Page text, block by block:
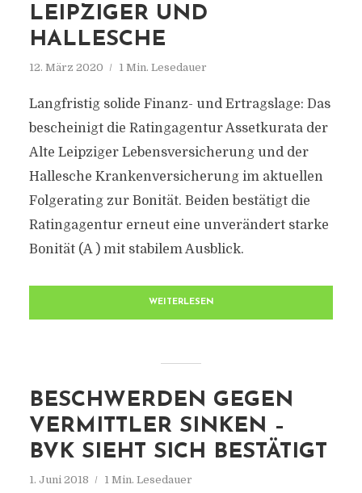
LEIPZIGER UND
HALLESCHE
12. März 2020 1 Min. Lesedauer
Langfristig solide Finanz- und Ertragslage: Das
bescheinigt die Ratingagentur Assetkurata der
Alte Leipziger Lebensversicherung und der
Hallesche Krankenversicherung im aktuellen
Folgerating zur Bonität. Beiden bestätigt die
Ratingagentur erneut eine unverändert starke
Bonität (A ) mit stabilem Ausblick.
WEITERLESEN
BESCHWERDEN GEGEN
VERMITTLER SINKEN –
BVK SIEHT SICH BESTÄTIGT
1. Juni 2018 1 Min. Lesedauer